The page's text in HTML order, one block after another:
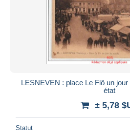
LESNEVEN : place Le Flô un
état
± 5,78
Statut